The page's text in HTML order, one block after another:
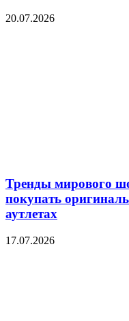
20.07.2026
Тренды мирового
покупать
аутлетах
17.07.2026